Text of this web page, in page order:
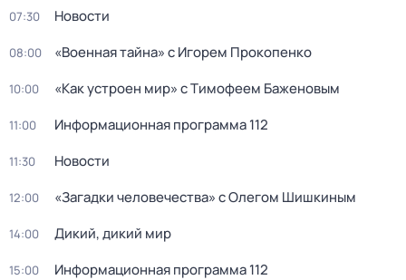
07:30 Новости
08:00 «Военная тайна» с Игорем Прокопенко
10:00 «Как устроен мир» с Тимофеем Баженовым
11:00 Информационная программа 112
11:30 Новости
12:00 «Загадки человечества» с Олегом Шишкиным
14:00 Дикий, дикий мир
15:00 Информационная программа 112